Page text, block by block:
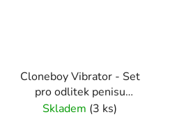
Cloneboy Vibrator - Set
pro odlitek penisu
tělový
Skladem (3 ks)